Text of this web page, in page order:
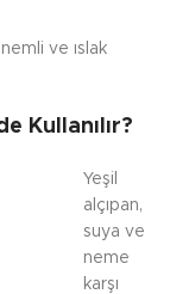
ve ıslak
Kullanılır?
Yeşil
alçıpan,
suya ve
neme
karşı